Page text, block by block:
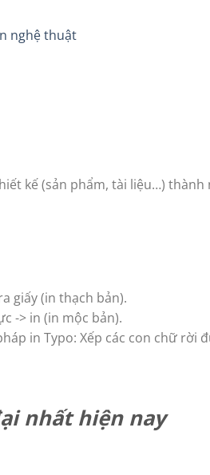
nghệ thuật
kế (sản phẩm, tài liệu…) thành
giấy (in thạch bản).
-> in (in mộc bản).
in Typo: Xếp các con chữ rời
nhất hiện nay